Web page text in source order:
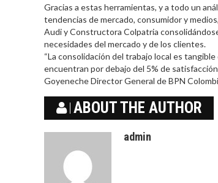
Gracias a estas herramientas, y a todo un
tendencias de mercado, consumidor y
Audi y Constructora Colpatria
necesidades del mercado y de los clientes.
“La consolidación del trabajo local es
encuentran por debajo del 5% de
Goyeneche Director General de BPN
ABOUT THE AUTHOR
admin